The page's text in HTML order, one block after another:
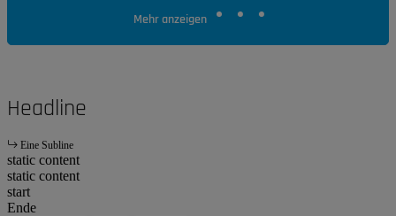
Mehr anzeigen
Headline
Eine Subline
static content
static content
start
Ende